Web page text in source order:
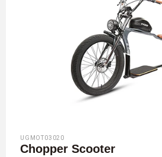
UGMOT03020
Chopper Scooter